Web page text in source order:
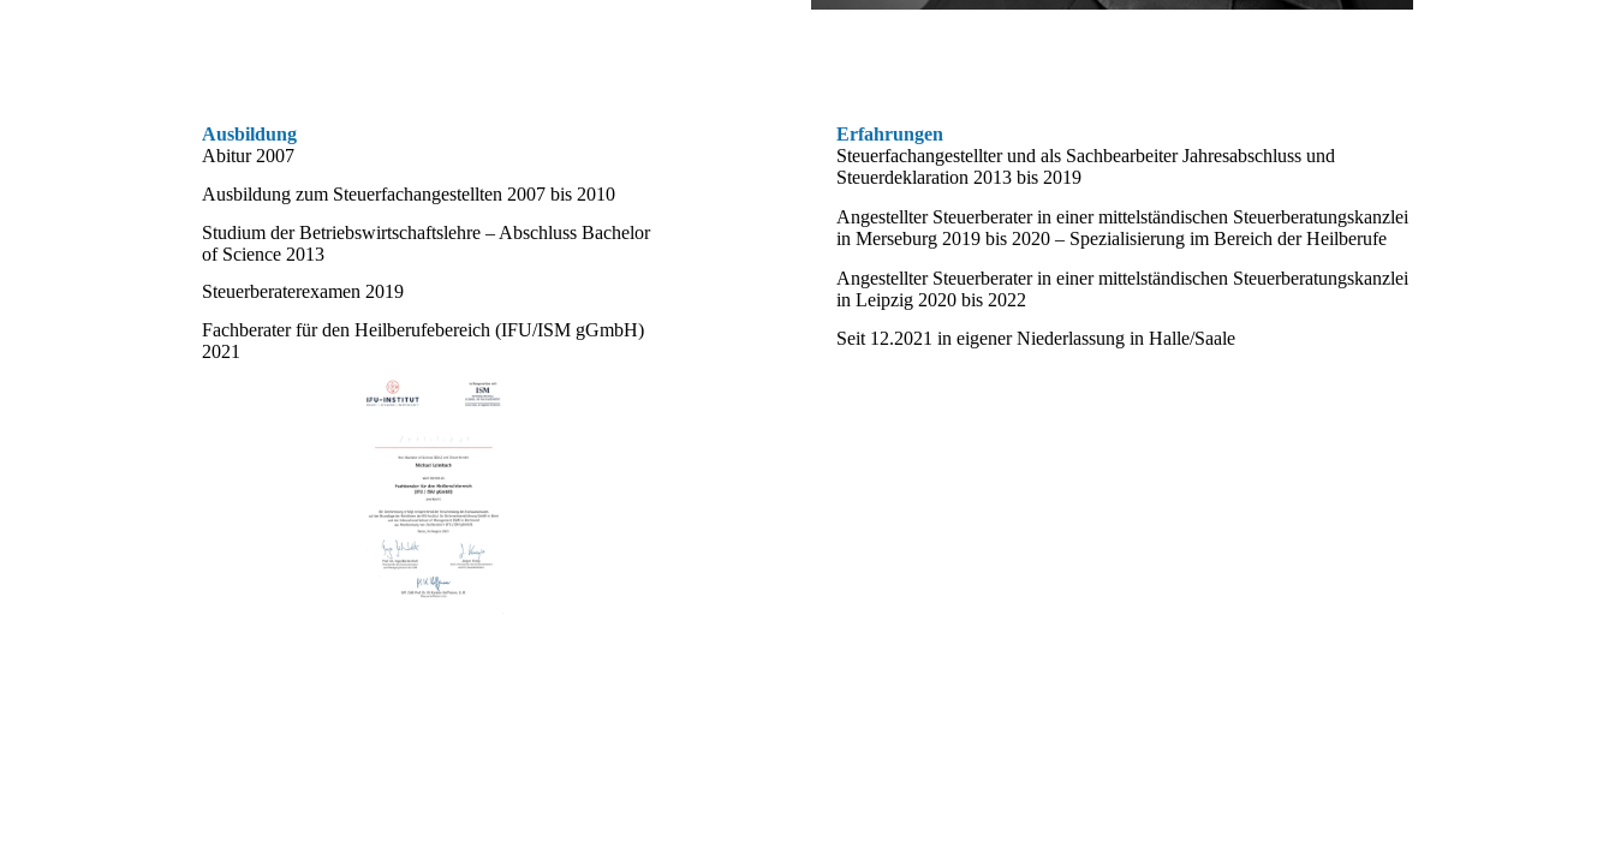
Ausbildung
Abitur 2007
Ausbildung zum Steuerfachangestellten 2007 bis 2010
Studium der Betriebswirtschaftslehre – Abschluss Bachelor
of Science 2013
Steuerberaterexamen 2019
Fachberater für den Heilberufebereich (IFU/ISM gGmbH)
2021
Erfahrungen
Steuerfachangestellter und als Sachbearbeiter Jahresabschluss und
Steuerdeklaration 2013 bis 2019
Angestellter Steuerberater in einer mittelständischen Steuerberatungskanzlei
in Merseburg 2019 bis 2020 – Spezialisierung im Bereich der Heilberufe
Angestellter Steuerberater in einer mittelständischen Steuerberatungskanzlei
in Leipzig 2020 bis 2022
Seit 12.2021 in eigener Niederlassung in Halle/Saale